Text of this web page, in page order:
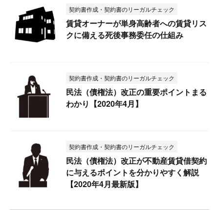
契約書作成・契約書のリーガルチェック
賃貸オーナーが単身高齢者への賃貸リス
クに備える死後事務委任の仕組み
契約書作成・契約書のリーガルチェック
民法（債権法）改正の重要ポイントまる
わかり【2020年4月】
契約書作成・契約書のリーガルチェック
民法（債権法）改正が不動産賃貸借契約
に与えるポイントを分かりやすく解説
【2020年4月最新版】